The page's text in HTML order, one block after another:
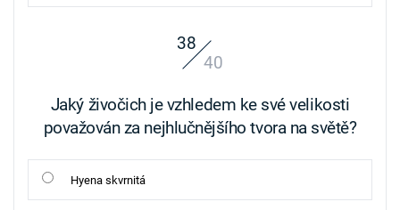
38
40
Jaký živočich je vzhledem ke své velikosti
považován za nejhlučnějšího tvora na světě?
Hyena skvrnitá